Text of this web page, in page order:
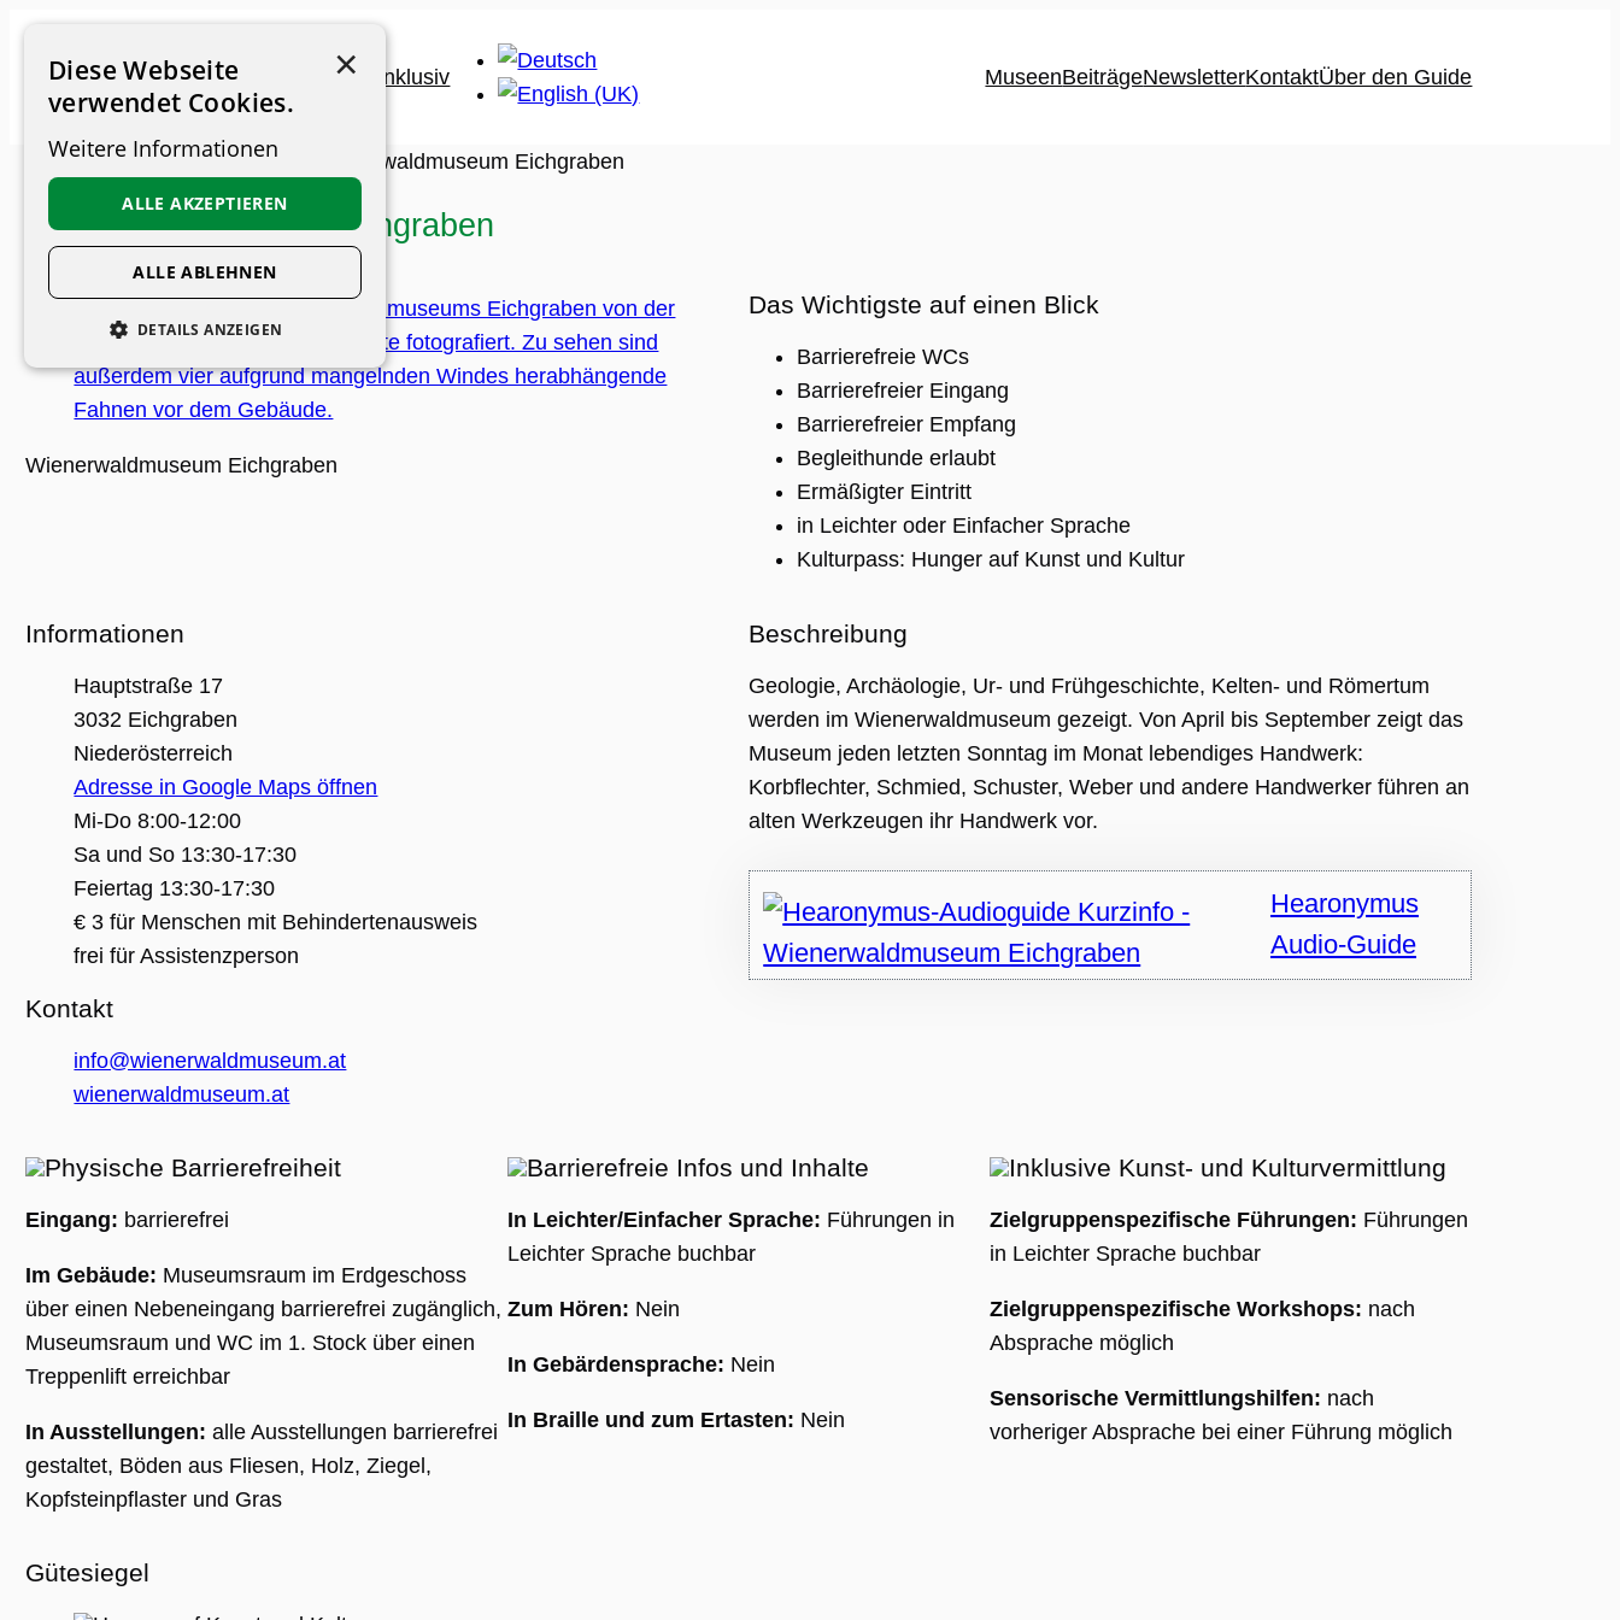
Inhalt
springen
MuseenBeiträgeNewsletterKontaktÜber den Guide
Museums-Guide >Museen Wienerwaldmuseum Eichgraben
Wienerwaldmuseum Eichgraben
Wienerwaldmuseum Eichgraben
Das Wichtigste auf einen Blick
Barrierefreie WCs
Barrierefreier Eingang
Barrierefreier Empfang
Begleithunde erlaubt
Ermäßigter Eintritt
in Leichter oder Einfacher Sprache
Kulturpass: Hunger auf Kunst und Kultur
Informationen
Hauptstraße 17
3032 Eichgraben
Niederösterreich
Adresse in Google Maps öffnen
Mi-Do 8:00-12:00
Sa und So 13:30-17:30
Feiertag 13:30-17:30
€ 3 für Menschen mit Behindertenausweis
frei für Assistenzperson
Kontakt
info@wienerwaldmuseum.at
wienerwaldmuseum.at
Beschreibung
Geologie, Archäologie, Ur- und Frühgeschichte, Kelten- und Römertum
werden im Wienerwaldmuseum gezeigt. Von April bis September zeigt das
Museum jeden letzten Sonntag im Monat lebendiges Handwerk:
Korbflechter, Schmied, Schuster, Weber und andere Handwerker führen an
alten Werkzeugen ihr Handwerk vor.
Hearonymus
Audio-Guide
Physische Barrierefreiheit
Eingang: barrierefrei
Im Gebäude: Museumsraum im Erdgeschoss
über einen Nebeneingang barrierefrei zugänglich,
Museumsraum und WC im 1. Stock über einen
Treppenlift erreichbar
In Ausstellungen: alle Ausstellungen barrierefrei
gestaltet, Böden aus Fliesen, Holz, Ziegel,
Kopfsteinpflaster und Gras
Barrierefreie Infos und Inhalte
In Leichter/Einfacher Sprache: Führungen in
Leichter Sprache buchbar
Zum Hören: Nein
In Gebärdensprache: Nein
In Braille und zum Ertasten: Nein
Inklusive Kunst- und Kulturvermittlung
Zielgruppenspezifische Führungen: Führungen
in Leichter Sprache buchbar
Zielgruppenspezifische Workshops: nach
Absprache möglich
Sensorische Vermittlungshilfen: nach
vorheriger Absprache bei einer Führung möglich
Gütesiegel
×
Diese Webseite
verwendet Cookies.
Weitere Informationen
ALLE AKZEPTIEREN
ALLE ABLEHNEN
DETAILS ANZEIGEN
UNBEDINGT ERFORDERLICH
PERFORMANCE
PERSONALISIERUNG
Unbedingt erforderliche Cookies ermöglichen
wesentliche Kernfunktionen der Website wie
die Benutzeranmeldung und die
Kontoverwaltung. Ohne die unbedingt
ordnungsgemäß verwendet werden.
Name
Anbieter / Domäne
CookieScriptConsent
CookieScript
.museumsguide.net
Einwilligungseinstellungen
für Besucher-Cookies zu
_GRECAPTCHA
Google LLC
www.google.com
Name Anbieter / Domäne Ablaufdatum
Beschreibung
_ga
Google LLC
.museumsguide.net
1 Jahr 1
Monat
Dieser Cookie-
Name ist mit
Google Universal
Aktualisierung des
am häufigsten